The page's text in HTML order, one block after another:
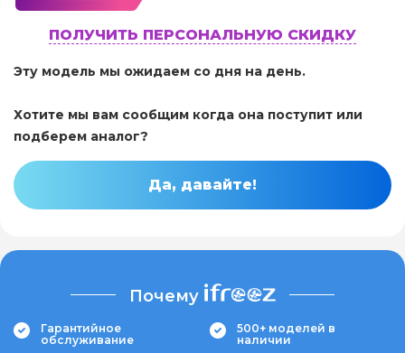
ПОЛУЧИТЬ ПЕРСОНАЛЬНУЮ СКИДКУ
Эту модель мы ожидаем со дня на день.
Хотите мы вам сообщим когда она поступит или
подберем аналог?
Да, давайте!
Почему
Гарантийное
обслуживание
500+ моделей в
наличии